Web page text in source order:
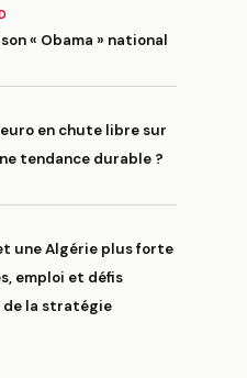
« Obama » national
en chute libre sur
tendance durable ?
une Algérie plus forte
emploi et défis
la stratégie